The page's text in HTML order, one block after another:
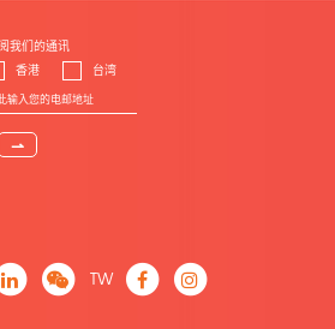
我们的通讯
香港
台湾
⇀
TW